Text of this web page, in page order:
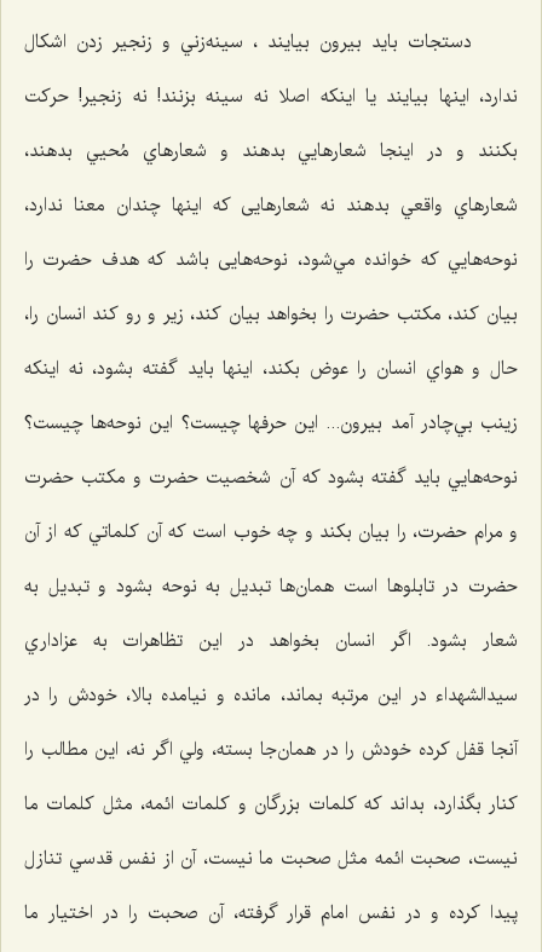
دستجات بايد بيرون بيايند ، سينه‌زني و زنجير زدن اشكال
ندارد، اينها بيايند يا اينكه اصلا نه سينه بزنند! نه زنجير! حركت
بكنند و در اينجا شعارهایي بدهند و شعارهاي مُحيي بدهند،
شعارهاي واقعي بدهند نه شعارهايی كه اينها چندان معنا ندارد،
نوحه‌هایي که خوانده مي‌شود، نوحه‌هایی باشد كه هدف حضرت را
بيان كند، مكتب حضرت را بخواهد بيان كند، زير و رو كند انسان را،
حال و هواي انسان را عوض بكند، اينها بايد گفته بشود، نه اينكه
زينب بي‌چادر آمد بيرون... اين حرفها چيست؟ اين نوحه‌ها چيست؟
نوحه‌هايي بايد گفته بشود كه آن شخصيت حضرت و مكتب حضرت
و مرام حضرت، را بیان بکند و چه خوب است كه آن كلماتي كه از آن
حضرت در تابلوها است همان‌ها تبديل به نوحه بشود و تبديل به
شعار بشود. اگر انسان بخواهد در اين تظاهرات به عزاداري
سيدالشهداء‌ در اين مرتبه بماند، مانده و نيامده بالا، خودش را در
آنجا قفل كرده خودش را در همان‌جا بسته، ولي اگر نه، اين مطالب را
كنار بگذارد، بداند که كلمات بزرگان و كلمات ائمه، مثل كلمات ما
نيست، صحبت ائمه مثل صحبت ما نيست، آن از نفس قدسي تنازل
پيدا كرده و در نفس امام قرار گرفته، آن صحبت را در اختيار ما